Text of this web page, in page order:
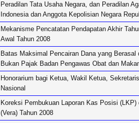
Peradilan Tata Usaha Negara, dan Peradilan
Indonesia dan Anggota Kepolisian Negara
Mekanisme Pencatatan Pendapatan Akhir
Awal Tahun 2008
Batas Maksimal Pencairan Dana yang Berasal
Bukan Pajak Badan Pengawas Obat dan
Honorarium bagi Ketua, Wakil Ketua,
Nasional
Koreksi Pembukuan Laporan Kas Posisi
(Vera) Tahun 2008